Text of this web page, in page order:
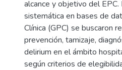
alcance y objetivo del
sistemática en bases de
Clínica (GPC) se buscaron
prevención, tamizaje,
delirium en el ámbito
según criterios de